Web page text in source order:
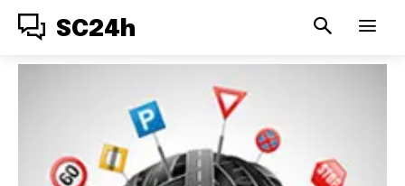
SC24h